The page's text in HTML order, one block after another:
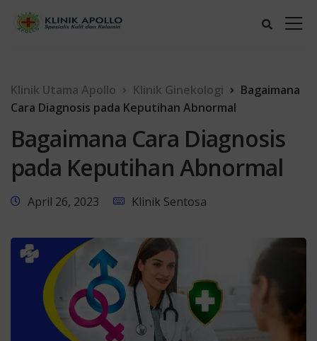
Klinik Utama Apollo Klinik Ginekologi
Bagaimana
Cara Diagnosis pada Keputihan Abnormal
Bagaimana Cara Diagnosis
pada Keputihan Abnormal
April 26, 2023 Klinik Sentosa